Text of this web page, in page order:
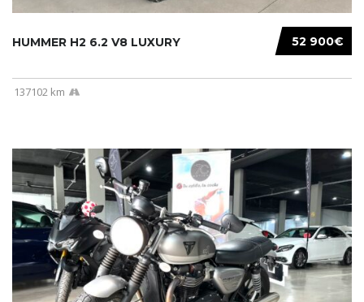
52 900€
HUMMER H2 6.2 V8 LUXURY
137102 km